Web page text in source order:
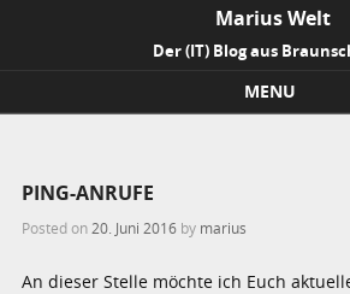
Marius Welt
Der (IT) Blog aus
MENU
PING-ANRUFE
Posted on 20. Juni 2016 by marius
An dieser Stelle möchte ich Euch